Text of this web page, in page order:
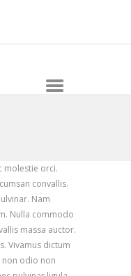
molestie orci.
convallis.
Nam
Nulla commodo
massa auctor.
Vivamus dictum
non odio non